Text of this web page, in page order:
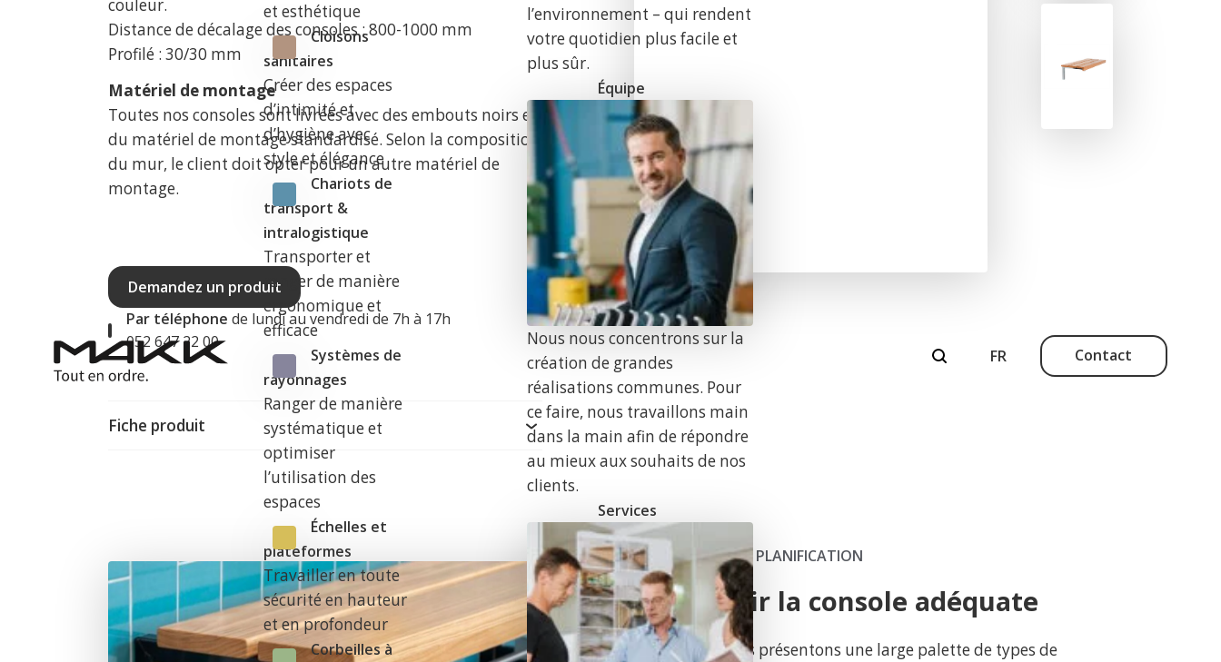
et esthétique
Cloisons
sanitaires
Créer des espaces
d’intimité et
d’hygiène avec
style et élégance
Chariots de
transport &
intralogistique
Transporter et
ranger de manière
ergonomique et
efficace
Systèmes de
rayonnages
Ranger de manière
systématique et
optimiser
l’utilisation des
espaces
Échelles et
plateformes
Travailler en toute
sécurité en hauteur
et en profondeur
Corbeilles à
l’environnement – qui rendent
votre quotidien plus facile et
plus sûr.
Équipe
Nous nous concentrons sur la
création de grandes
réalisations communes. Pour
ce faire, nous travaillons main
dans la main afin de répondre
au mieux aux souhaits de nos
clients.
Services
Contact
couleur.
Distance de décalage des consoles : 800-1000 mm
Profilé : 30/30 mm
Matériel de montage
Toutes nos consoles sont livrées avec des embouts noirs et
du matériel de montage standardisé. Selon la composition
du mur, le client doit opter pour un autre matériel de
montage.
Demandez un produit
Par téléphone de lundi au vendredi de 7h à 17h
052 647 22 00
Fiche produit
AIDES À LA PLANIFICATION
Choisir la console adéquate
Nous vous présentons une large palette de types de